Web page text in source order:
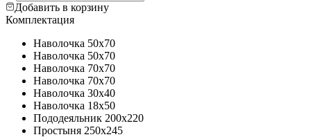
Добавить в корзину
Комплектация
Наволочка 50х70
Наволочка 50х70
Наволочка 70х70
Наволочка 70х70
Наволочка 30х40
Наволочка 18х50
Пододеяльник 200х220
Простыня 250х245